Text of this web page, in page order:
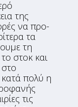
της
να προ-
τα
τη
στοκ και
κατά πολύ η
τις